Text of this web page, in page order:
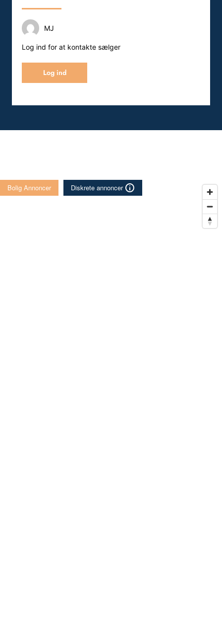
MJ
Log ind for at kontakte sælger
Log ind
Bolig Annoncer Diskrete annoncer